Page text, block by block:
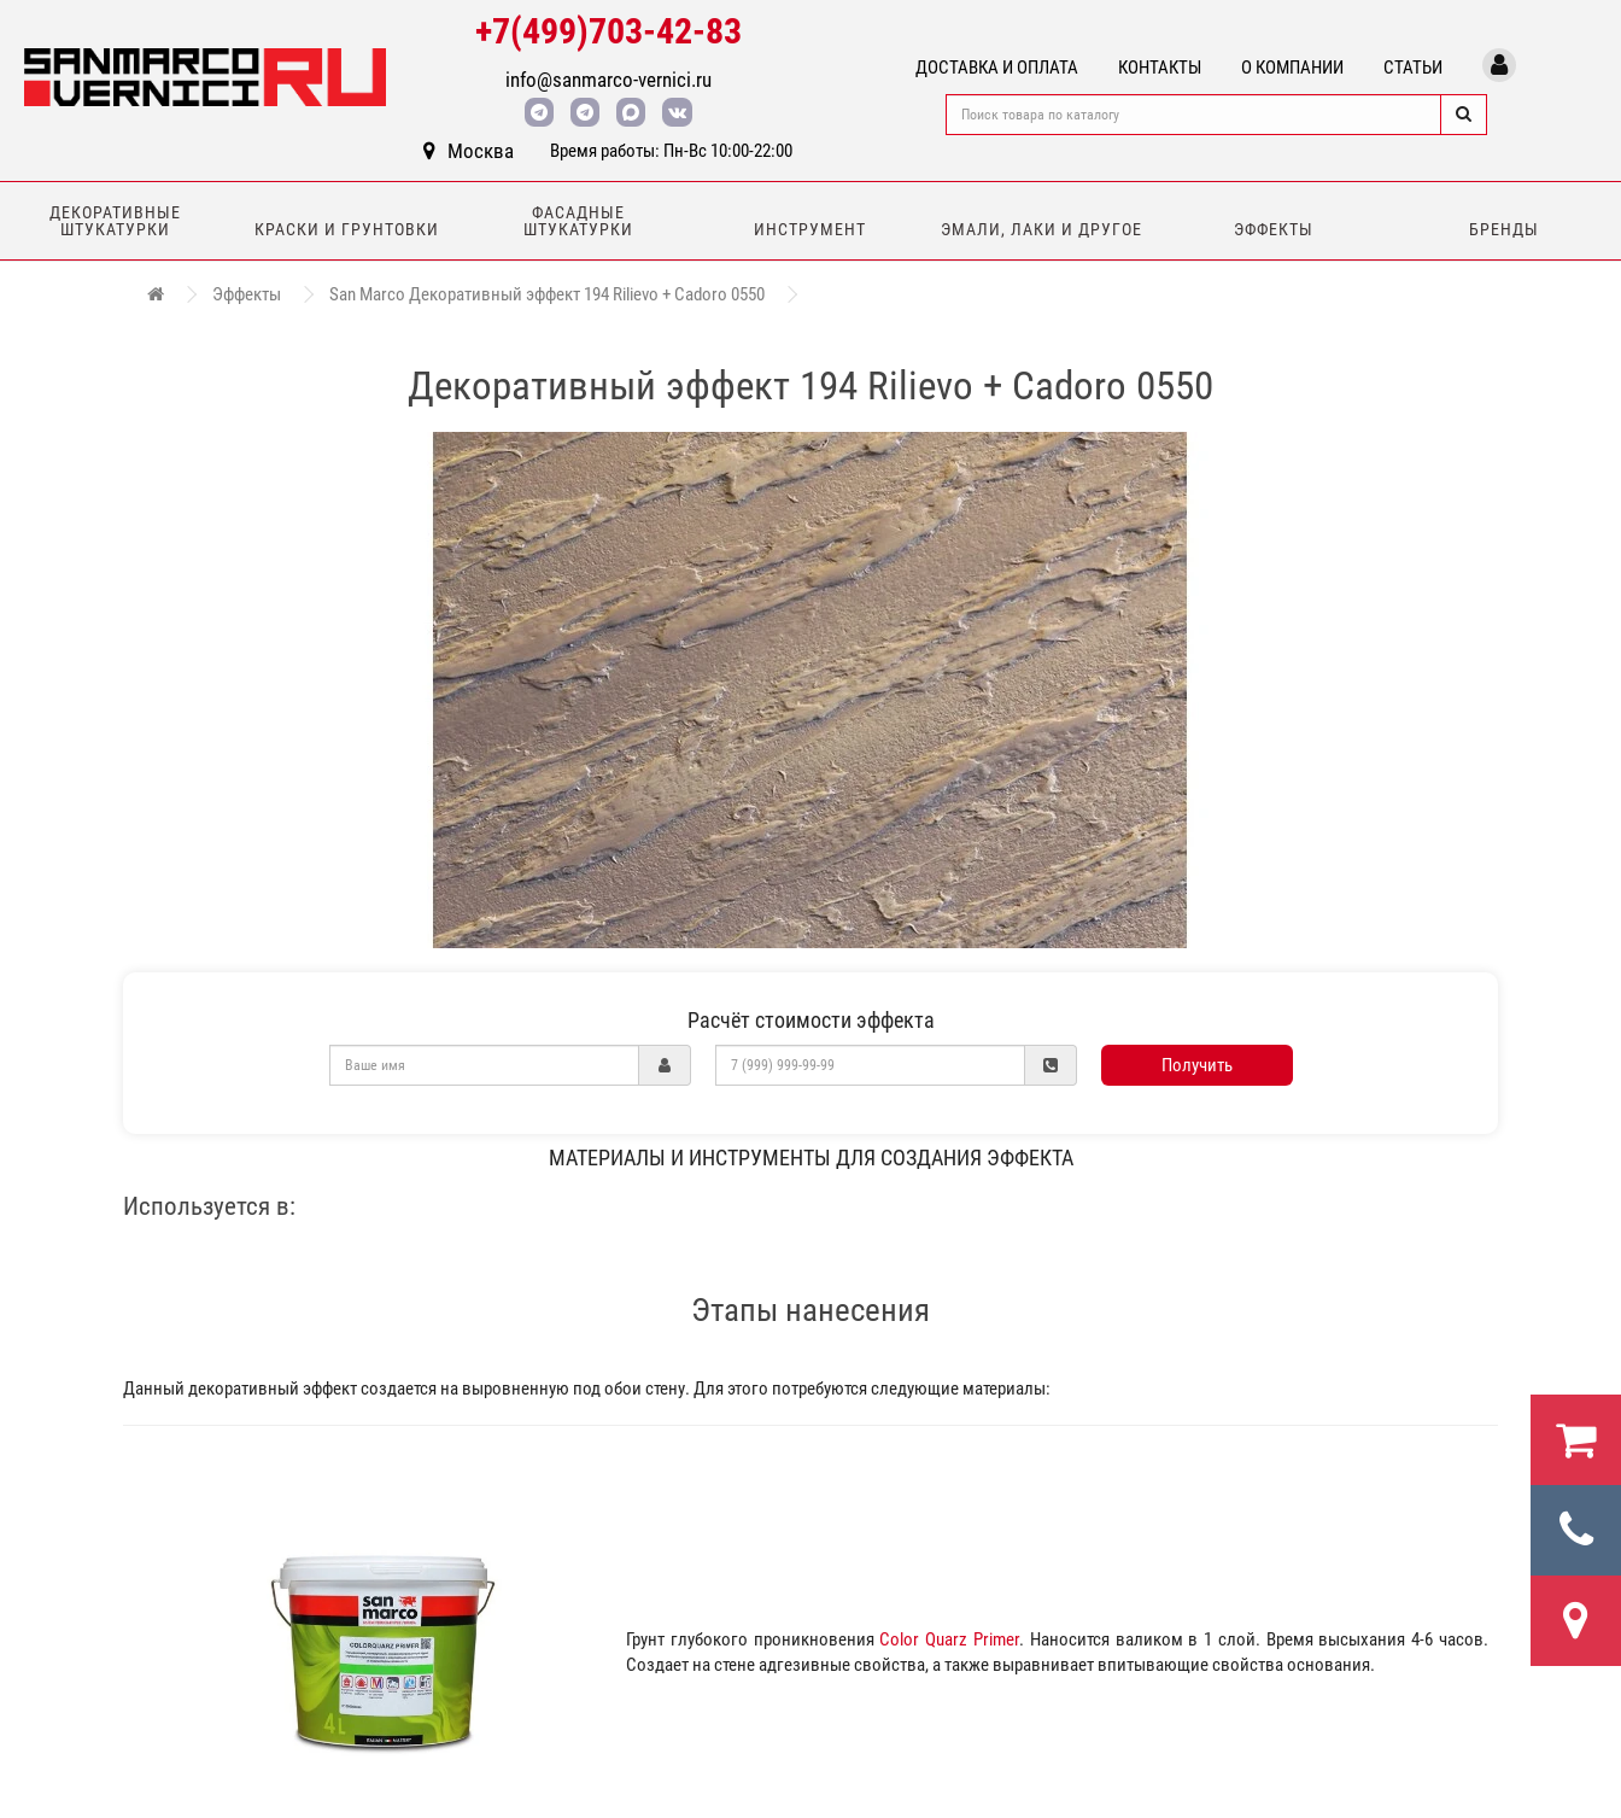
+7(499)703-42-83
info@sanmarco-vernici.ru
Москва Время работы: Пн-Вс 10:00-22:00
ДОСТАВКА И ОПЛАТА КОНТАКТЫ О КОМПАНИИ СТАТЬИ
ДЕКОРАТИВНЫЕ
ШТУКАТУРКИ
КРАСКИ И ГРУНТОВКИ
ФАСАДНЫЕ
ШТУКАТУРКИ
ИНСТРУМЕНТ ЭМАЛИ, ЛАКИ И ДРУГОЕ ЭФФЕКТЫ БРЕНДЫ
Эффекты San Marco Декоративный эффект 194 Rilievo + Cadoro 0550
Декоративный эффект 194 Rilievo + Cadoro 0550
Расчёт стоимости эффекта
Получить
МАТЕРИАЛЫ И ИНСТРУМЕНТЫ ДЛЯ СОЗДАНИЯ ЭФФЕКТА
Используется в:
Этапы нанесения
Данный декоративный эффект создается на выровненную под обои стену. Для этого потребуются следующие материалы:
Грунт глубокого проникновенияColor Quarz Primer. Наносится валиком в 1 слой. Время высыхания 4-6 часов.
Создает на стене адгезивные свойства, а также выравнивает впитывающие свойства основания.